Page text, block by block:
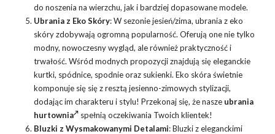
do noszenia na wierzchu, jak i bardziej dopasowane modele.
Ubrania z Eko Skóry: W sezonie jesień/zima, ubrania z eko
skóry zdobywają ogromną popularność. Oferują one nie tylko
modny, nowoczesny wygląd, ale również praktyczność i
trwałość. Wśród modnych propozycji znajdują się eleganckie
kurtki, spódnice, spodnie oraz sukienki. Eko skóra świetnie
komponuje się się z resztą jesienno-zimowych stylizacji,
dodając im charakteru i stylu! Przekonaj się, że nasze ubrania
hurtownia
spełnią oczekiwania Twoich klientek!
Bluzki z Wysmakowanymi Detalami: Bluzki z eleganckimi